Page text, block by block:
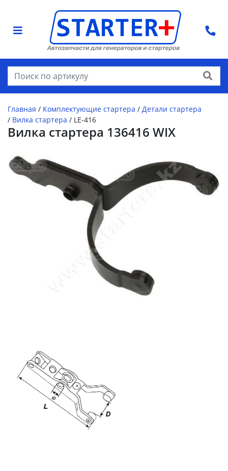
Найти
Главная / Комплектующие стартера / Детали стартера
/ Вилка стартера / LE-416
Вилка стартера 136416 WIX